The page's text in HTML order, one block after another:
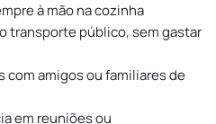
à mão na cozinha
transporte público, sem gastar
com amigos ou familiares de
em reuniões ou